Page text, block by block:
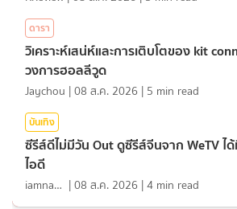
ดารา
วิเคราะห์เสน่ห์และการเติบโตของ kit
วงการฮอลลีวูด
Jaychou |08 ส.ค. 2026 | 5 min read
บันเทิง
ซีรีส์ดีไม่มีวัน Out ดูซีรีส์จีนจาก WeTV ไ
ไอดี
iamnan23 |08 ส.ค. 2026 |4 min read